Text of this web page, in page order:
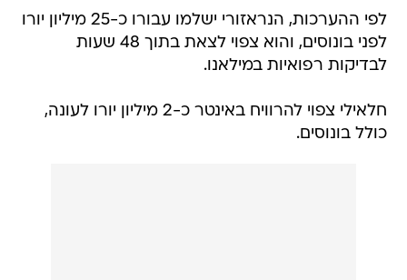
לפי ההערכות, הנראזורי ישלמו עבורו כ-25 מיליון יורו
לפני בונוסים, והוא צפוי לצאת בתוך 48 שעות
לבדיקות רפואיות במילאנו.
חלאילי צפוי להרוויח באינטר כ-2 מיליון יורו לעונה,
כולל בונוסים.